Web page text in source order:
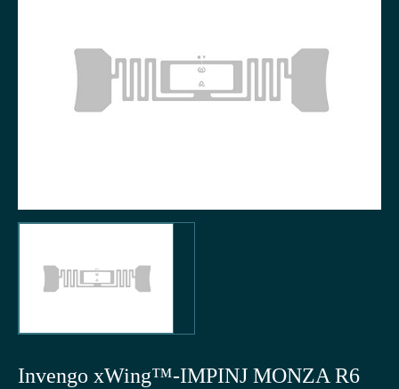
Invengo xWing™-IMPINJ MONZA R6